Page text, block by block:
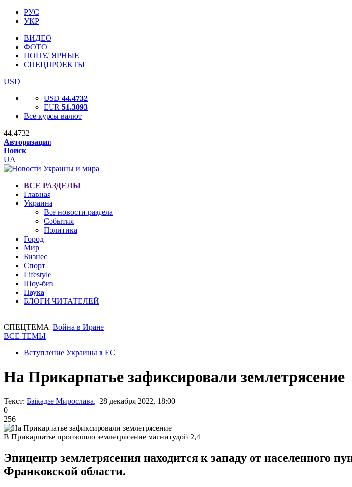
РУС
УКР
ВИДЕО
ФОТО
ПОПУЛЯРНЫЕ
СПЕЦПРОЕКТЫ
USD
USD 44.4732
EUR 51.3093
Все курсы валют
44.4732
Авторизация
Поиск
UA
ВСЕ РАЗДЕЛЫ
Главная
Украина
Все новости раздела
События
Политика
Город
Мир
Бизнес
Спорт
Lifestyle
Шоу-биз
Наука
БЛОГИ ЧИТАТЕЛЕЙ
СПЕЦТЕМА: Война в Иране
ВСЕ ТЕМЫ
Вступление Украины в ЕС
На Прикарпатье зафиксировали землетрясение
Текст: Бзікадзе Мирослава, 28 декабря 2022, 18:00
0
256
В Прикарпатье произошло землетрясение магнитудой 2,4
Эпицентр землетрясения находится к западу от населенного
Франковской области.